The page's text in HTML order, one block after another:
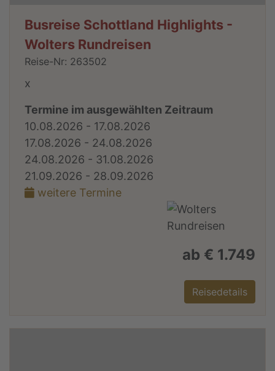
Busreise Schottland Highlights -
Wolters Rundreisen
Reise-Nr: 263502
x
Termine im ausgewählten Zeitraum
10.08.2026 - 17.08.2026
17.08.2026 - 24.08.2026
24.08.2026 - 31.08.2026
21.09.2026 - 28.09.2026
weitere Termine
ab € 1.749
Reisedetails